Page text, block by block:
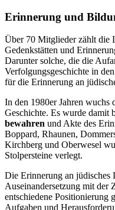
Erinnerung und
Über 70 Mitglieder zählt die
Gedenkstätten und
Darunter solche, die die
Verfolgungsgeschichte in
für die Erinnerung an
In den 1980er Jahren wuchs
Geschichte. Es wurde damit
bewahren und Akte des
Boppard, Rhaunen,
Kirchberg und Oberwesel
Stolpersteine verlegt.
Die Erinnerung an jüdisches
Auseinandersetzung mit der
entschiedene Positionierung
Aufgaben und